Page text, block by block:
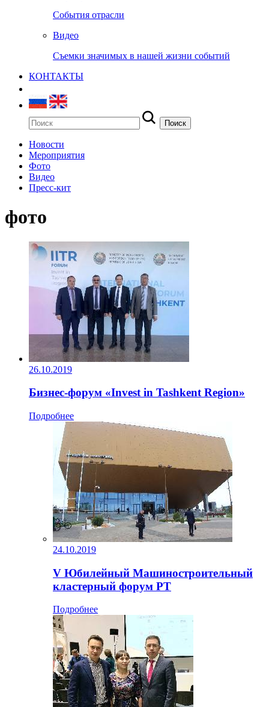
События отрасли
Видео
Съемки значимых в нашей жизни событий
КОНТАКТЫ
Новости
Мероприятия
Фото
Видео
Пресс-кит
фото
26.10.2019
Бизнес-форум «Invest in Tashkent Region»
Подробнее
24.10.2019
V Юбилейный Машиностроительный
кластерный форум РТ
Подробнее